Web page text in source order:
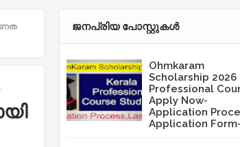
ജനപ്രിയ പോസ്റ്റുകള്‍‌
Ohmkaram
Scholarship 2026
Professional
Apply Now-
Application
Application Form-